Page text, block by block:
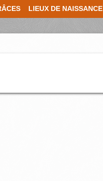
LIEUX DE NAISSANCE